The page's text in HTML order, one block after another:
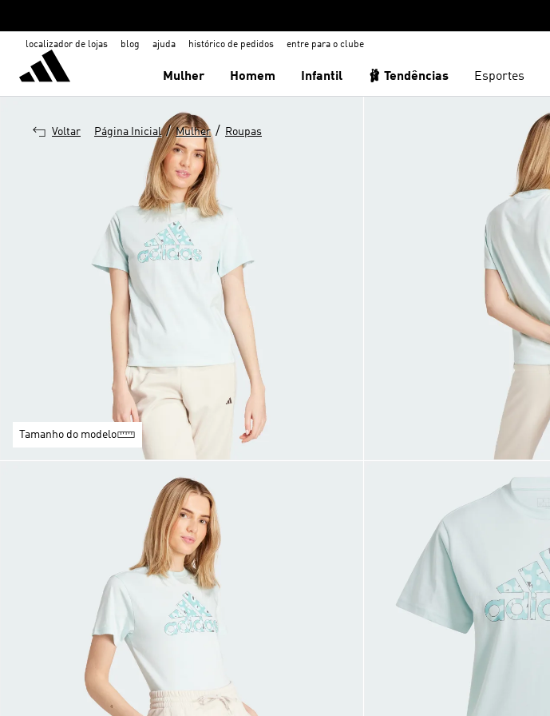
localizador de lojas blog ajuda histórico de pedidos entre para o clube
Mulher Homem Infantil 🩰 Tendências Esportes
Voltar Página Inicial / Mulher / Roupas
Tamanho do modelo